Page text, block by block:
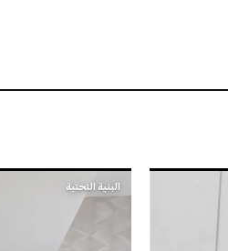
البنية التحتية